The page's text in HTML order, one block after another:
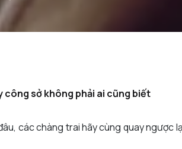
công sở không phải ai cũng biết
các chàng trai hãy cùng quay ngược